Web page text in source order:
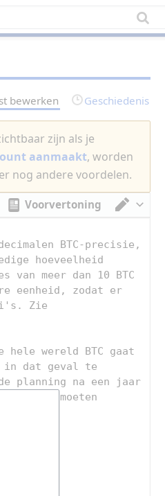
bewerken Geschiedenis
zijn als je
aanmaakt, worden
nog andere voordelen.
Voorvertoning
Van